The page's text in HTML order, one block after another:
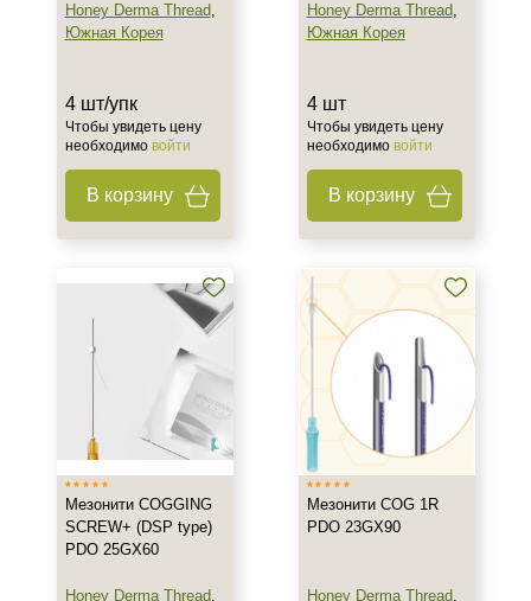
Honey Derma Thread,
Южная Корея
4 шт/упк
Чтобы увидеть цену
необходимо войти
В корзину
Honey Derma Thread,
Южная Корея
4 шт
Чтобы увидеть цену
необходимо войти
В корзину
Мезонити COGGING
SCREW+ (DSP type)
PDO 25GX60
Honey Derma Thread,
Мезонити COG 1R
PDO 23GX90
Honey Derma Thread,